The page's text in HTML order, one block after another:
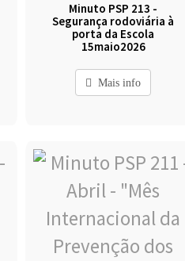
Minuto PSP 213 -
Segurança rodoviária à
porta da Escola
15maio2026
Mais info